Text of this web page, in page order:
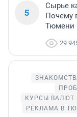
5
Сырье
Почему
Тюмени
29
КУРСЫ ВАЛЮТ
РЕКЛАМА В